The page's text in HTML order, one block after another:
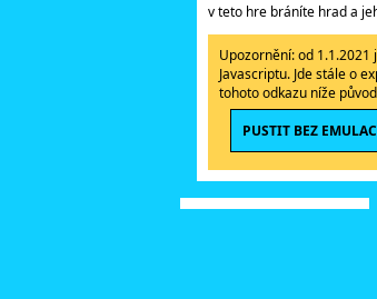
v teto hre bráníte hrad a
Upozornění: od
Javascriptu. Jde stále o
tohoto odkazu níže
PUSTIT BEZ